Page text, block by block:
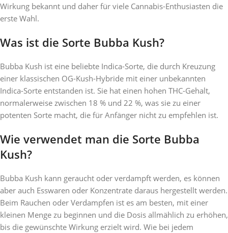
Wirkung bekannt und daher für viele Cannabis-Enthusiasten die
erste Wahl.
Was ist die Sorte Bubba Kush?
Bubba Kush ist eine beliebte Indica-Sorte, die durch Kreuzung
einer klassischen OG-Kush-Hybride mit einer unbekannten
Indica-Sorte entstanden ist. Sie hat einen hohen THC-Gehalt,
normalerweise zwischen 18 % und 22 %, was sie zu einer
potenten Sorte macht, die für Anfänger nicht zu empfehlen ist.
Wie verwendet man die Sorte Bubba
Kush?
Bubba Kush kann geraucht oder verdampft werden, es können
aber auch Esswaren oder Konzentrate daraus hergestellt werden.
Beim Rauchen oder Verdampfen ist es am besten, mit einer
kleinen Menge zu beginnen und die Dosis allmählich zu erhöhen,
bis die gewünschte Wirkung erzielt wird. Wie bei jedem